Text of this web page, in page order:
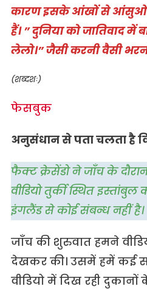
कारण इसके आंखों से आंसुओं
हैं। ” दुनिया को जातिवाद में
लेलो।” जैसी करनी वैसी
(शब्दशः)
फेसबुक
अनुसंधान से पता चलता है
फैक्ट क्रेसेंडो ने जाँच के दौरान
वीडियो तुर्की स्थित इस्तांबुल
इंगलैंड से कोई संबन्ध नहीं है।
जाँच की शुरुवात हमने
देखकर की। उसमें हमें कई
वीडियो में दिख रही